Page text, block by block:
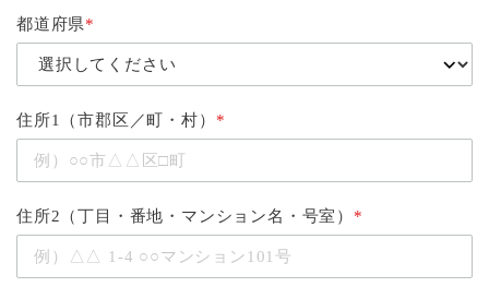
都道府県*
住所1（市郡区／町・村） *
住所2（丁目・番地・マンション名・号室） *